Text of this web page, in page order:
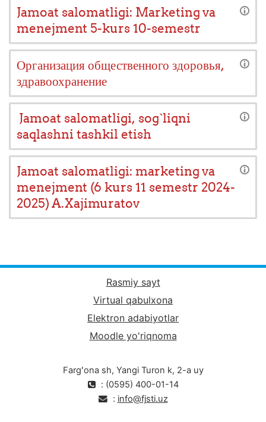
Jamoat salomatligi: Marketing va
menejment 5-kurs 10-semestr
Организация общественного здоровья,
здравоохранение
Jamoat salomatligi, sog`liqni
saqlashni tashkil etish
Jamoat salomatligi: marketing va
menejment (6 kurs 11 semestr 2024-
2025) A.Xajimuratov
Rasmiy sayt
Virtual qabulxona
Elektron adabiyotlar
Moodle yo'riqnoma
Fargʻona sh, Yangi Turon k, 2-a uy
: (0595) 400-01-14
: info@fjsti.uz